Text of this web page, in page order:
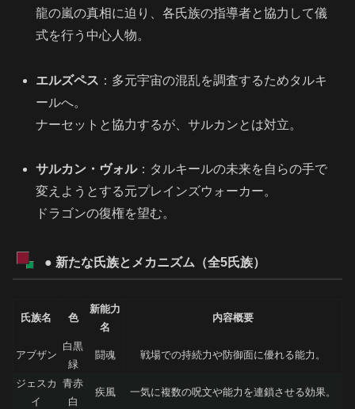
龍の嵐の真相に迫り、各氏族の指導者と協力して儀
式を行う中心人物。
エルズペス ：多元宇宙の混乱を調査するためタルキ
ールへ。
ナーセットと協力するが、サルカンとは対立。
サルカン・ヴォル：タルキールの未来を自らの手で
変えようとする元プレインズウォーカー。
ドラゴンの復権を望む。
● 新たな氏族とメカニズム（全5氏族）
氏族名 色
新能力
名
内容概要
アブザン
白黒
緑
闘魂 戦場での持続力や防御面に優れる能力。
ジェスカ
イ
青赤
白
疾風 一気に複数の呪文や能力を連鎖させる効果。